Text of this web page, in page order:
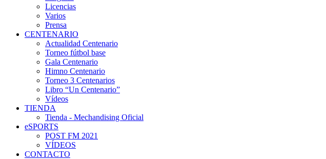
Licencias
Varios
Prensa
CENTENARIO
Actualidad Centenario
Torneo fútbol base
Gala Centenario
Himno Centenario
Torneo 3 Centenarios
Libro “Un Centenario”
Vídeos
TIENDA
Tienda - Mechandising Oficial
eSPORTS
POST FM 2021
VÍDEOS
CONTACTO